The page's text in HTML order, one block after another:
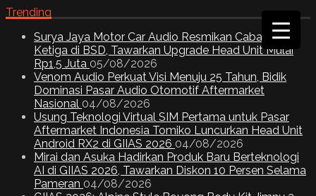
Trending
Surya Jaya Motor Car Audio Resmikan Cabang
Ketiga di BSD, Tawarkan Upgrade Head Unit Mulai
Rp1,5 Juta 05/08/2026
Venom Audio Perkuat Visi Menuju 25 Tahun, Bidik
Dominasi Pasar Audio Otomotif Aftermarket
Nasional 04/08/2026
Usung Teknologi Virtual SIM Pertama untuk Pasar
Aftermarket Indonesia Tomiko Luncurkan Head Unit
Android RX2 di GIIAS 2026 04/08/2026
Mirai dan Asuka Hadirkan Produk Baru Berteknologi
AI di GIIAS 2026, Tawarkan Diskon 10 Persen Selama
Pameran 04/08/2026